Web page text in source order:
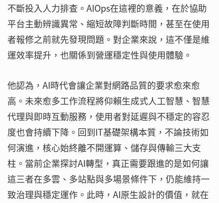
不斷投入人力排查。AIOps在這裡的意義，在於協助
平台主動辨識異常、縮短故障判斷時間，甚至在使用
者報修之前就先發現問題。對企業來說，這不僅是維
運效率提升，也關係到營運穩定性與使用體驗。
他認為，AI時代會讓企業對網路品質的要求愈來愈
高。未來愈多工作流程將仰賴生成式人工智慧、智慧
代理與即時互動服務，使用者對延遲與不穩定的容忍
度也會持續下降。回到IT基礎架構本質，不論技術如
何演進，核心始終離不開運算、儲存與傳輸三大支
柱。當前企業探討AI轉型，真正需要跟進的是如何讓
這三者在多雲、多站點與多場景條件下，仍能維持一
致治理與穩定運作。此時，AI原生設計的價值，就在